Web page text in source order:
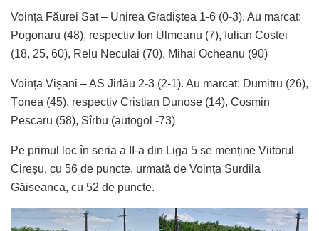
Voința Făurei Sat – Unirea Gradiștea 1-6 (0-3). Au marcat:
Pogonaru (48), respectiv Ion Ulmeanu (7), Iulian Costei
(18, 25, 60), Relu Neculai (70), Mihai Ocheanu (90)
Voința Vișani – AS Jirlău 2-3 (2-1). Au marcat: Dumitru (26),
Țonea (45), respectiv Cristian Dunose (14), Cosmin
Pescaru (58), Sîrbu (autogol -73)
Pe primul loc în seria a II-a din Liga 5 se menține Viitorul
Cireșu, cu 56 de puncte, urmată de Voința Surdila
Găiseanca, cu 52 de puncte.